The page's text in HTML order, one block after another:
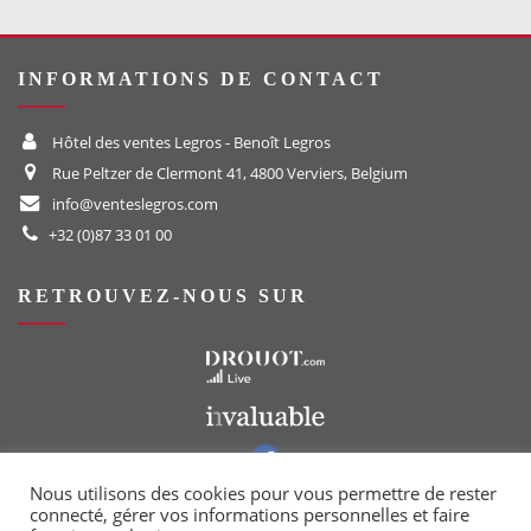
INFORMATIONS DE CONTACT
Hôtel des ventes Legros - Benoît Legros
Rue Peltzer de Clermont 41, 4800 Verviers, Belgium
info@venteslegros.com
+32 (0)87 33 01 00
RETROUVEZ-NOUS SUR
Vers notre groupe Facebook
Nous utilisons des cookies pour vous permettre de rester
connecté, gérer vos informations personnelles et faire